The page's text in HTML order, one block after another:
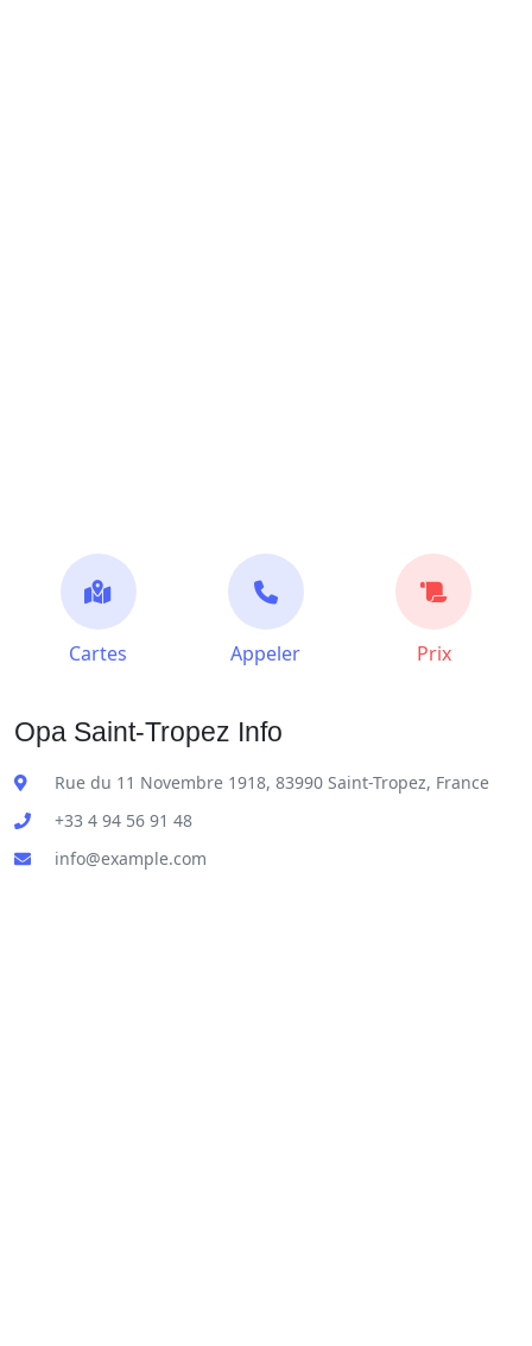
Cartes Appeler Prix
Opa Saint-Tropez Info
Rue du 11 Novembre 1918, 83990 Saint-Tropez, France
+33 4 94 56 91 48
info@example.com